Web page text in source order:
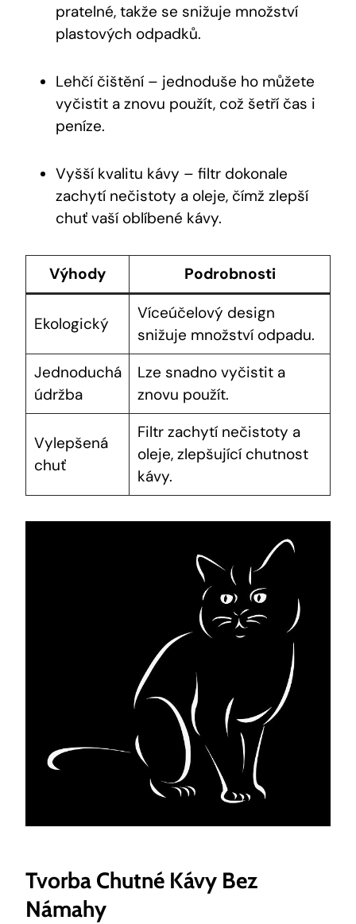
pratelné, takže se snižuje množství
plastových odpadků.
Lehčí čištění – jednoduše ho můžete
vyčistit a znovu použít, což šetří čas i
peníze.
Vyšší kvalitu kávy – filtr dokonale
zachytí nečistoty a oleje, čímž zlepší
chuť vaší oblíbené kávy.
Výhody Podrobnosti
Ekologický
Víceúčelový design
snižuje množství odpadu.
Jednoduchá
údržba
Lze snadno vyčistit a
znovu použít.
Vylepšená
chuť
Filtr zachytí nečistoty a
oleje, zlepšující chutnost
kávy.
Tvorba Chutné Kávy Bez
Námahy